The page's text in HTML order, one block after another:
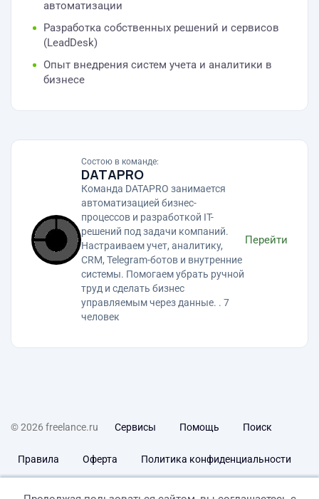
автоматизации
Разработка собственных решений и сервисов
(LeadDesk)
Опыт внедрения систем учета и аналитики в
бизнесе
Состою в команде:
DATAPRO
Команда DATAPRO занимается
автоматизацией бизнес-
процессов и разработкой IT-
решений под задачи компаний.
Настраиваем учет, аналитику,
CRM, Telegram-ботов и внутренние
системы. Помогаем убрать ручной
труд и сделать бизнес
управляемым через данные. . 7
человек
Перейти
© 2026 freelance.ru Сервисы Помощь Поиск
Правила Оферта Политика конфиденциальности